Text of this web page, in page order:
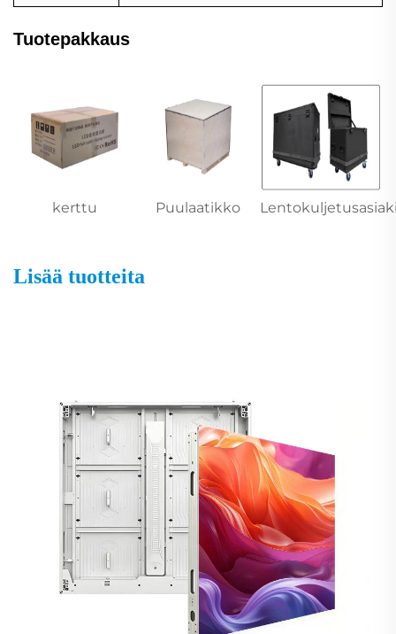
Tuotepakkaus
kerttu Puulaatikko
Lisää tuotteita